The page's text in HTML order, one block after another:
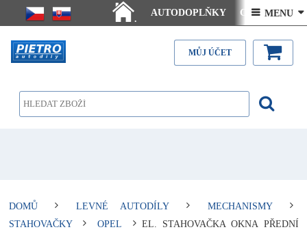
.
AUTODOPLŇKY Ceny doručení
Články - návody Kontakt
 MENU 
MŮJ ÚČET
DOMŮ LEVNÉ AUTODÍLY
MECHANISMY
STAHOVAČKY
OPEL
EL. STAHOVAČKA OKNA PŘEDNÍ